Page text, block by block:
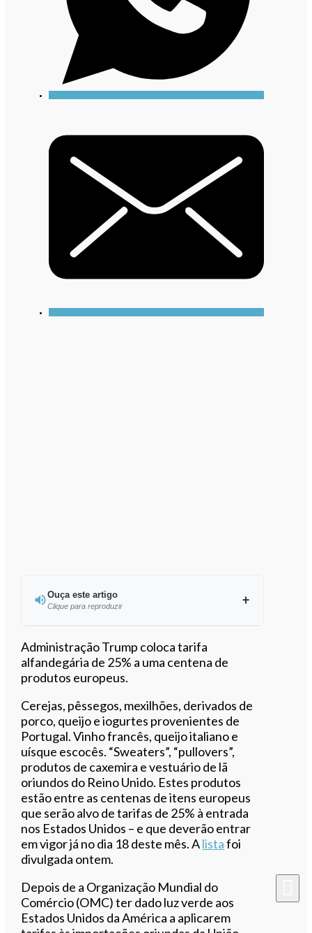
Ouça este artigo
Clique para reproduzir
Ouvir este artigo
Administração Trump coloca tarifa
alfandegária de 25% a uma centena de
produtos europeus.
Cerejas, pêssegos, mexilhões, derivados de
porco, queijo e iogurtes provenientes de
Portugal. Vinho francês, queijo italiano e
uísque escocês. “Sweaters”, “pullovers”,
produtos de caxemira e vestuário de lã
oriundos do Reino Unido. Estes produtos
estão entre as centenas de itens europeus
que serão alvo de tarifas de 25% à entrada
nos Estados Unidos – e que deverão entrar
em vigor já no dia 18 deste mês. Alistafoi
divulgada ontem.
Depois de a Organização Mundial do
Comércio (OMC) ter dado luz verde aos
Estados Unidos da América a aplicarem